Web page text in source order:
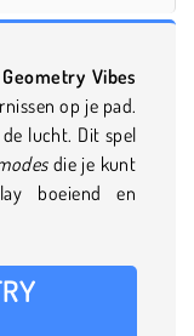
Geometry Vibes
op je pad.
lucht. Dit spel
die je kunt
boeiend en